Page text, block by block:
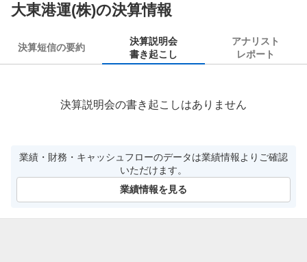
大東港運(株)の決算情報
決算短信の要約
決算説明会
書き起こし
アナリスト
レポート
決算説明会の書き起こしはありません
業績・財務・キャッシュフローのデータは業績情報よりご確認
いただけます。
業績情報を見る